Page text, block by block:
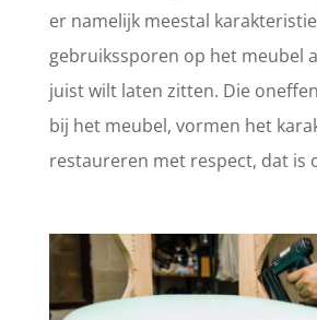
er namelijk meestal
gebruikssporen op het meubel
juist wilt laten zitten. Die
bij het meubel, vormen het
restaureren met respect, dat is